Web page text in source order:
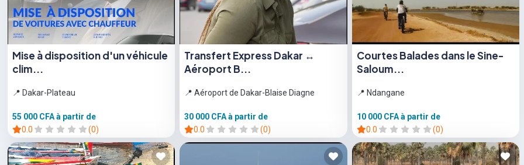
Mise à disposition d'un véhicule
clim...
📍 Dakar-Plateau
55 000 CFAà partir de
0.0
(0)
Transfert Express Dakar ↔
Aéroport B...
📍 Aéroport de Dakar-Blaise Diagne
30 000 CFAà partir de
0.0
(0)
Courtes Balades dans le Sine-
Saloum...
📍 Ndangane
10 000 CFAà partir de
0.0
(0)